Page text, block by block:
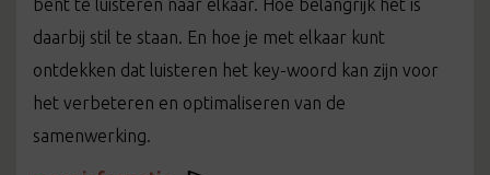
bent te luisteren naar elkaar. Hoe belangrijk het is
daarbij stil te staan. En hoe je met elkaar kunt
ontdekken dat luisteren het key-woord kan zijn voor
het verbeteren en optimaliseren van de
samenwerking.